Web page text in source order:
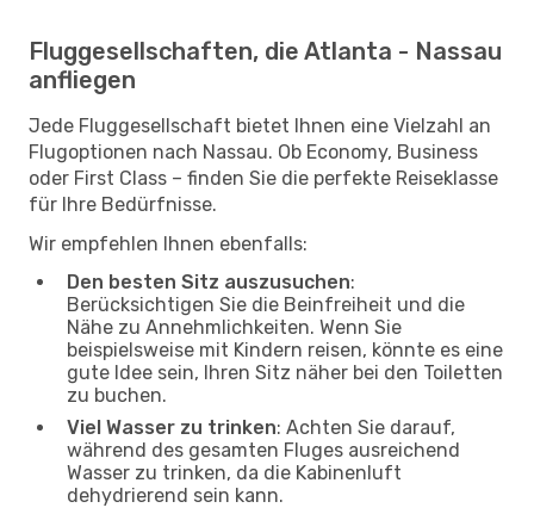
Fluggesellschaften, die Atlanta - Nassau
anfliegen
Jede Fluggesellschaft bietet Ihnen eine Vielzahl an
Flugoptionen nach Nassau. Ob Economy, Business
oder First Class – finden Sie die perfekte Reiseklasse
für Ihre Bedürfnisse.
Wir empfehlen Ihnen ebenfalls:
Den besten Sitz auszusuchen:
Berücksichtigen Sie die Beinfreiheit und die
Nähe zu Annehmlichkeiten. Wenn Sie
beispielsweise mit Kindern reisen, könnte es eine
gute Idee sein, Ihren Sitz näher bei den Toiletten
zu buchen.
Viel Wasser zu trinken: Achten Sie darauf,
während des gesamten Fluges ausreichend
Wasser zu trinken, da die Kabinenluft
dehydrierend sein kann.